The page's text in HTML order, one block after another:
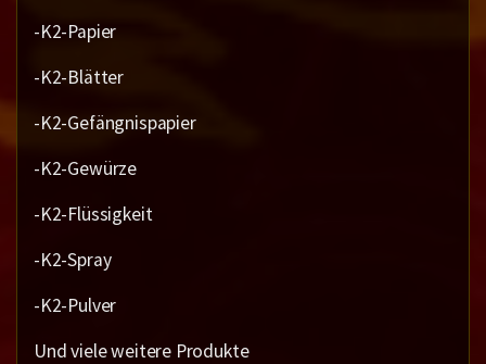
-K2-Papier
-K2-Blätter
-K2-Gefängnispapier
-K2-Gewürze
-K2-Flüssigkeit
-K2-Spray
-K2-Pulver
Und viele weitere Produkte